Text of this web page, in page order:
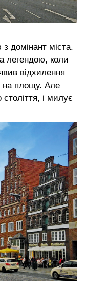
домінант міста.
легендою, коли
відхилення
на площу. Але
століття, і милує